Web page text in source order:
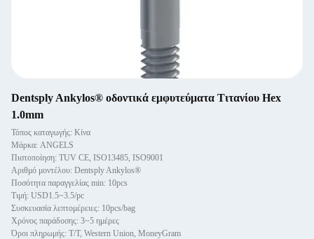
Dentsply Ankylos® οδοντικά εμφυτεύματα Τιτανίου Hex
1.0mm
Τόπος καταγωγής: Κίνα
Μάρκα: ANGELS
Πιστοποίηση: TUV CE, ISO13485, ISO9001
Αριθμό μοντέλου: Dentsply Ankylos®
Ποσότητα παραγγελίας min: 10pcs
Τιμή: USD1.5~3.5/pc
Συσκευασία λεπτομέρειες: 10pcs/bag
Χρόνος παράδοσης: 3~5 ημέρες
Όροι πληρωμής: T/T, Western Union, MoneyGram